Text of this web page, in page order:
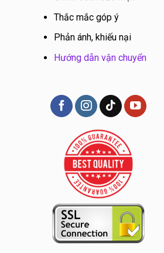
Thắc mắc góp ý
Phản ánh, khiếu nại
Hướng dẫn vận chuyển